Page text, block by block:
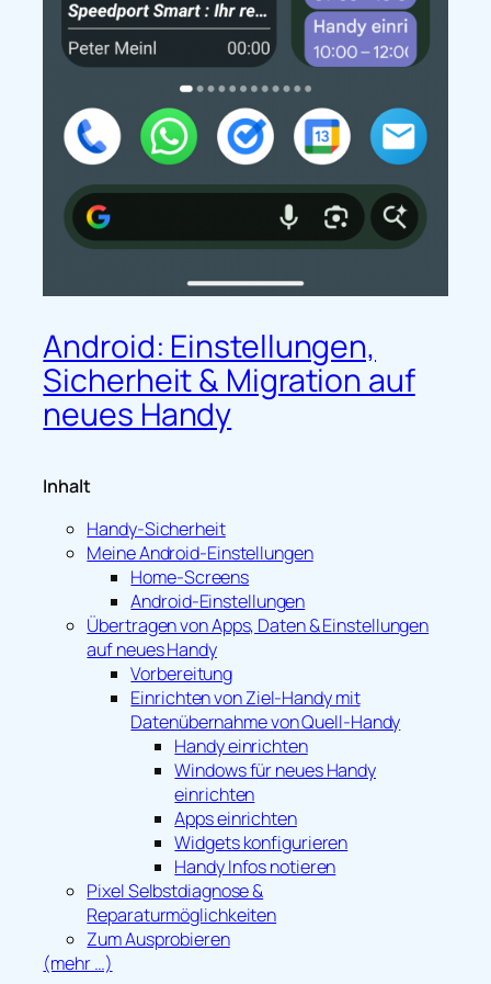
Android: Einstellungen,
Sicherheit & Migration auf
neues Handy
Inhalt
Handy-Sicherheit
Meine Android-Einstellungen
Home-Screens
Android-Einstellungen
Übertragen von Apps, Daten & Einstellungen
auf neues Handy
Vorbereitung
Einrichten von Ziel-Handy mit
Datenübernahme von Quell-Handy
Handy einrichten
Windows für neues Handy
einrichten
Apps einrichten
Widgets konfigurieren
Handy Infos notieren
Pixel Selbstdiagnose &
Reparaturmöglichkeiten
Zum Ausprobieren
(mehr …)